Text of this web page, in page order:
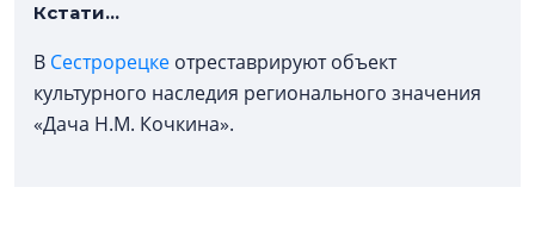
Кстати...
В Сестрорецке отреставрируют объект
культурного наследия регионального значения
«Дача Н.М. Кочкина».